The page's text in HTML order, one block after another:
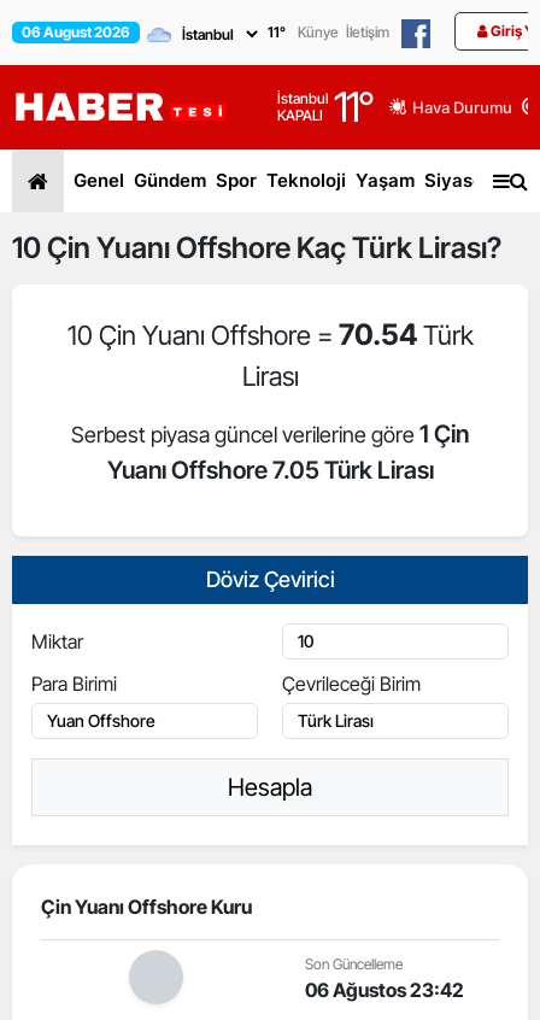
06 August 2026 11° Künye İletişim Giriş
İstanbul
KAPALI
11° Hava Durumu
Genel Gündem Spor Teknoloji Yaşam Siyaset
10Çin Yuanı Offshore Kaç Türk Lirası?
10 Çin Yuanı Offshore = 70.54Türk
Lirası
Serbest piyasa güncel verilerine göre 1 Çin
Yuanı Offshore 7.05 Türk Lirası
Döviz Çevirici
Miktar
Para Birimi
Çevrileceği Birim
Hesapla
Çin Yuanı Offshore Kuru
Son Güncelleme
06 Ağustos 23:42